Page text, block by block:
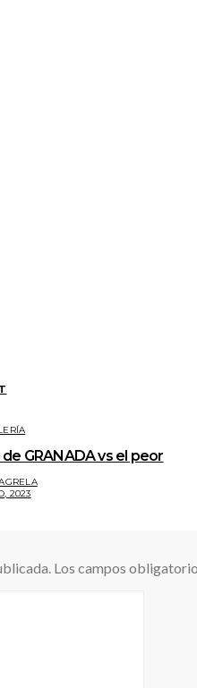
de GRANADA vs el peor
2023
Los campos